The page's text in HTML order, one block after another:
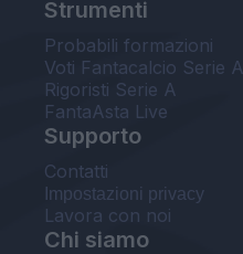
Strumenti
Probabili formazioni
Voti Fantacalcio Serie A
Rigoristi Serie A
FantaAsta Live
Supporto
Contatti
Impostazioni privacy
Lavora con noi
Chi siamo